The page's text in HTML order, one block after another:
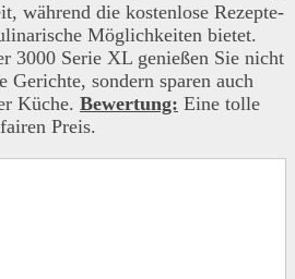
während die kostenlose Rezepte-
Möglichkeiten bietet.
3000 Serie XL genießen Sie nicht
Gerichte, sondern sparen auch
Küche. Bewertung: Eine tolle
Preis.